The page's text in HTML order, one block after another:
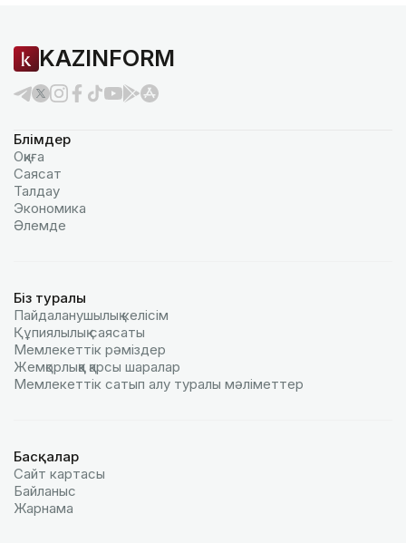
KAZINFORM
Бөлімдер
Оқиға
Саясат
Талдау
Экономика
Әлемде
Біз туралы
Пайдаланушылық келiciм
Құпиялылық саясаты
Мемлекеттік рәміздер
Жемқорлыққа қарсы шаралар
Мемлекеттік сатып алу туралы мәлiметтер
Басқалар
Сайт картасы
Байланыс
Жарнама